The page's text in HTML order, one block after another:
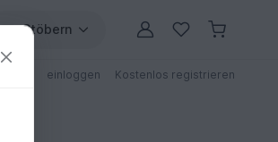
Stöbern
einloggen Kostenlos registrieren